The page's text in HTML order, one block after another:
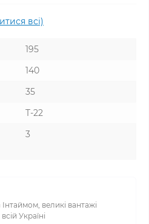
всі)
195
140
35
T-22
3
великі вантажі
Україні